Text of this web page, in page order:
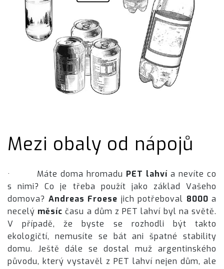
Mezi obaly od nápojů
· Máte doma hromadu PET lahví a nevíte co
s nimi? Co je třeba použít jako základ Vašeho
domova? Andreas Froese jich potřeboval 8000 a
necelý měsíc času a dům z PET lahví byl na světě.
V případě, že byste se rozhodli být takto
ekologičtí, nemusíte se bát ani špatné stability
domu. Ještě dále se dostal muž argentinského
původu, který vystavěl z PET lahví nejen dům, ale